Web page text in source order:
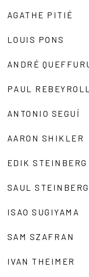
AGATHE PITIÉ
LOUIS PONS
ANDRÉ
PAUL
ANTONIO SEGUÍ
AARON SHIKLER
EDIK STEINBERG
SAUL STEINBERG
ISAO SUGIYAMA
SAM SZAFRAN
IVAN THEIMER